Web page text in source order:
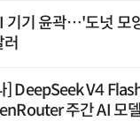
기기 윤곽…'도넛 모
] DeepSeek V4
주간 AI 모